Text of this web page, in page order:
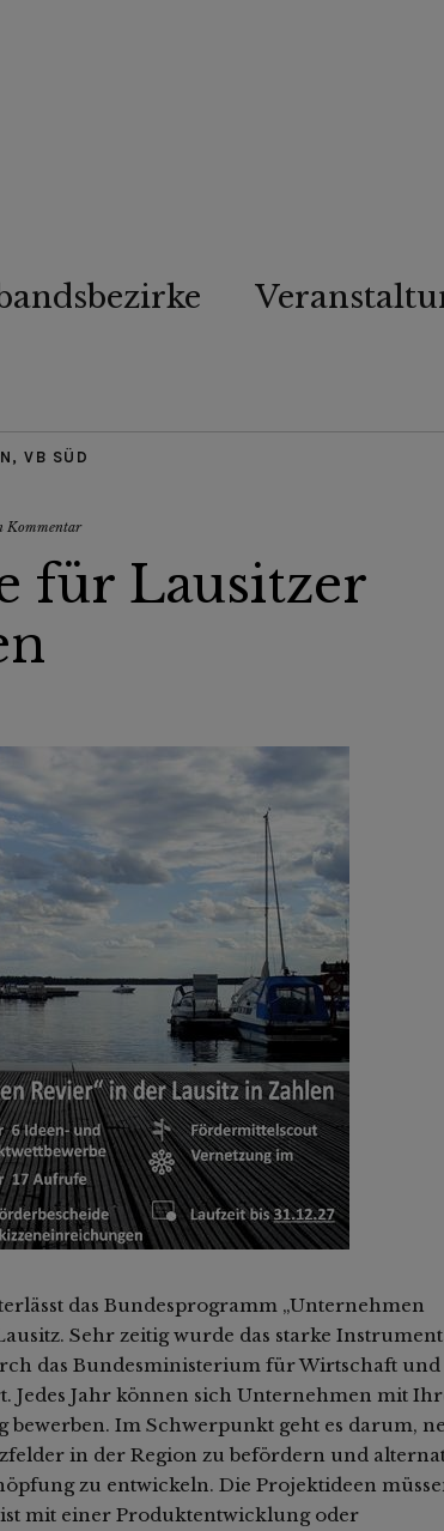
, VB SÜD
Kommentar
für Lausitzer
das Bundesprogramm „Unternehmen
Sehr zeitig wurde das starke
das Bundesministerium für Wirtschaft und
Jedes Jahr können sich Unternehmen mit
Im Schwerpunkt geht es darum,
in der Region zu befördern und
zu entwickeln. Die Projektideen
mit einer Produktentwicklung oder